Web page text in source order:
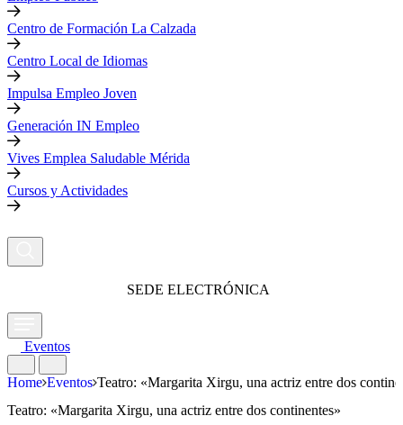
Centro de Formación La Calzada
Centro Local de Idiomas
Impulsa Empleo Joven
Generación IN Empleo
Vives Emplea Saludable Mérida
Cursos y Actividades
SEDE ELECTRÓNICA
Eventos
Home Eventos Teatro: «Margarita Xirgu, una actriz entre dos
Teatro: «Margarita Xirgu, una actriz entre dos continentes»